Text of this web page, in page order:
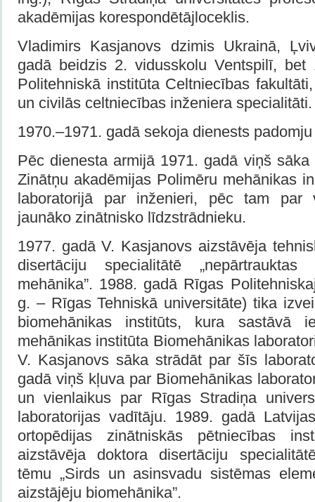
akadēmijas korespondētājloceklis.
Vladimirs Kasjanovs dzimis Ukrainā,
gadā beidzis 2. vidusskolu Ventspilī,
Politehniskā institūta Celtniecības
un civilās celtniecības inženiera specialitāti.
1970.–1971. gadā sekoja dienests
Pēc dienesta armijā 1971. gadā viņš
Zinātņu akadēmijas Polimēru mehānikas
laboratorijā par inženieri, pēc tam par
jaunāko zinātnisko līdzstrādnieku.
1977. gadā V. Kasjanovs aizstāvēja
disertāciju specialitātē „nepārtrauktas
mehānika”. 1988. gadā Rīgas
g. – Rīgas Tehniskā universitāte) tika
biomehānikas institūts, kura sastāvā
mehānikas institūta Biomehānikas
V. Kasjanovs sāka strādāt par šīs
gadā viņš kļuva par Biomehānikas
un vienlaikus par Rīgas Stradiņa
laboratorijas vadītāju. 1989. gadā
ortopēdijas zinātniskās pētniecības
aizstāvēja doktora disertāciju
tēmu „Sirds un asinsvadu sistēmas
aizstājēju biomehānika”.